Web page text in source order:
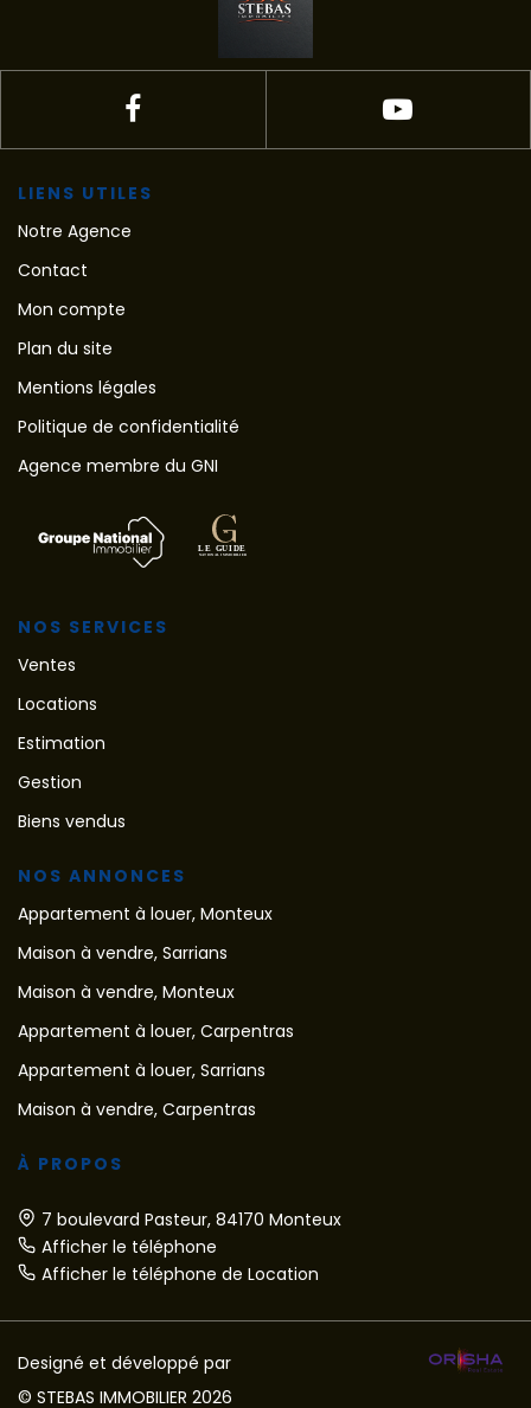
LIENS UTILES
Notre Agence
Contact
Mon compte
Plan du site
Mentions légales
Politique de confidentialité
Agence membre du GNI
NOS SERVICES
Ventes
Locations
Estimation
Gestion
Biens vendus
NOS ANNONCES
Appartement à louer, Monteux
Maison à vendre, Sarrians
Maison à vendre, Monteux
Appartement à louer, Carpentras
Appartement à louer, Sarrians
Maison à vendre, Carpentras
À PROPOS
7 boulevard Pasteur, 84170 Monteux
Afficher le téléphone
Afficher le téléphone de Location
Designé et développé par
© STEBAS IMMOBILIER 2026